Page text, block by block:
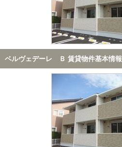
ベルヴェデーレ Ｂ 賃貸物件基本情報